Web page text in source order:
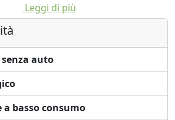
liberi orari ed impegni,
dei nostri 8 appartamenti.
non ci offre sempre il tempo e
cura di noi stessi. Le vacanze
di armonizzare corpo,
nostro centro benessere vi offriamo
e godere di splendidi massaggi!
Leggi di più
auto
basso consumo